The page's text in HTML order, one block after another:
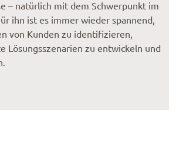
– natürlich mit dem Schwerpunkt im
ihn ist es immer wieder spannend,
von Kunden zu identifizieren,
Lösungsszenarien zu entwickeln und